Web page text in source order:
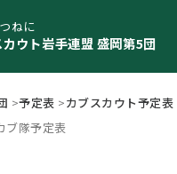
ねに
ウト岩手連盟 盛岡第5団
>予定表 >カブスカウト予定表
ブ隊予定表